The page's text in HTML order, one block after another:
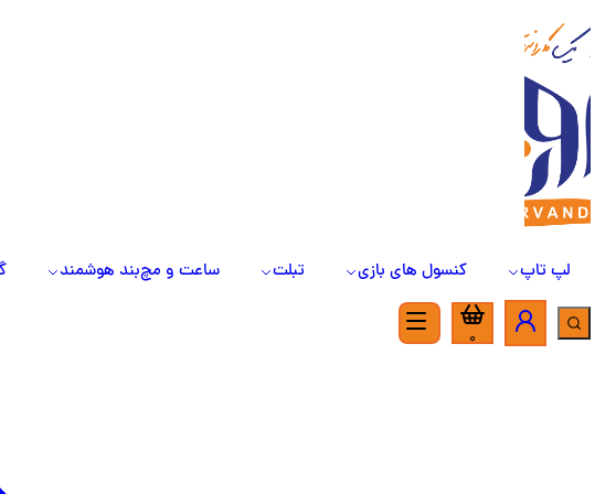
لپ تاپ کنسول های بازی تبلت ساعت و مچ‌بند هوشمند
0